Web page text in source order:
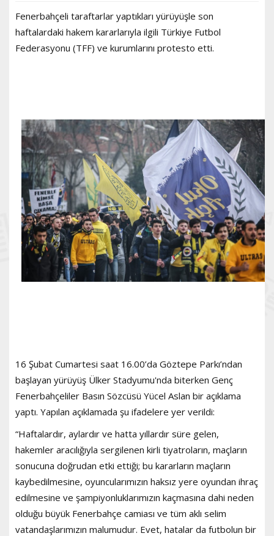
Fenerbahçeli taraftarlar yaptıkları yürüyüşle son
haftalardaki hakem kararlarıyla ilgili Türkiye Futbol
Federasyonu (TFF) ve kurumlarını protesto etti.
16 Şubat Cumartesi saat 16.00’da Göztepe Parkı’ndan
başlayan yürüyüş Ülker Stadyumu'nda biterken Genç
Fenerbahçeliler Basın Sözcüsü Yücel Aslan bir açıklama
yaptı. Yapılan açıklamada şu ifadelere yer verildi:
“Haftalardır, aylardır ve hatta yıllardır süre gelen,
hakemler aracılığıyla sergilenen kirli tiyatroların, maçların
sonucuna doğrudan etki ettiği; bu kararların maçların
kaybedilmesine, oyuncularımızın haksız yere oyundan ihraç
edilmesine ve şampiyonluklarımızın kaçmasına dahi neden
olduğu büyük Fenerbahçe camiası ve tüm aklı selim
vatandaşlarımızın malumudur. Evet, hatalar da futbolun bir